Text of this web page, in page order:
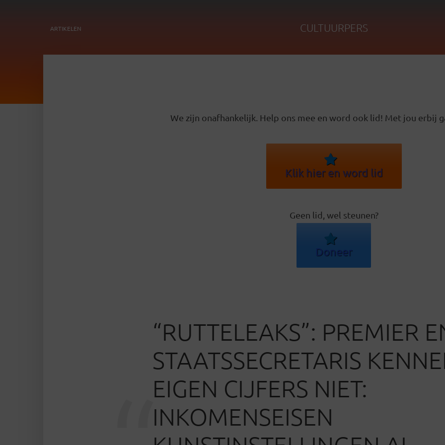
ARTIKELEN CULTUURPERS
We zijn onafhankelijk. Help ons mee en word ook lid! Met jou erbij
Klik hier en word lid
Geen lid, wel steunen?
Doneer
“RUTTELEAKS”: PREMIER
STAATSSECRETARIS
EIGEN CIJFERS NIET:
INKOMENSEISEN